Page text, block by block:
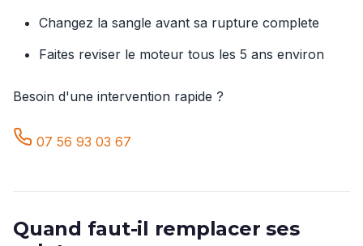
Changez la sangle avant sa rupture complete
Faites reviser le moteur tous les 5 ans environ
Besoin d'une intervention rapide ?
07 56 93 03 67
Quand faut-il remplacer ses